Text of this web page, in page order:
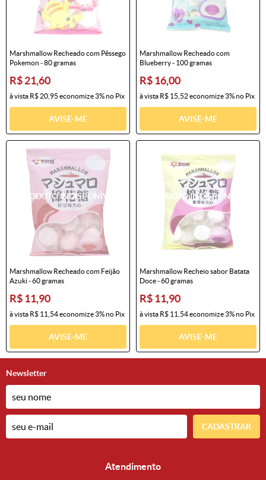
Marshmallow Recheado com Pêssego
Pokemon - 80 gramas
R$ 21,60
à vista R$ 20,95 economize3%no Pix
AVISE-ME
Marshmallow Recheado com
Blueberry - 100 gramas
R$ 16,00
à vista R$ 15,52economize3%no Pix
AVISE-ME
Marshmallow Recheado com Feijão
Azuki - 60 gramas
R$ 11,90
à vista R$ 11,54economize3%no Pix
AVISE-ME
Marshmallow Recheio sabor Batata
Doce - 60 gramas
R$ 11,90
à vista R$ 11,54economize3%no Pix
AVISE-ME
Newsletter
CADASTRAR
Atendimento